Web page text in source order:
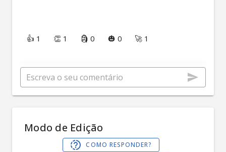
👍 1 👏 1 🗿 0 🎃 0 🚀 1
Modo de Edição
COMO RESPONDER?